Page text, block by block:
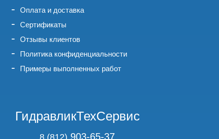
Оплата и доставка
Сертификаты
Отзывы клиентов
Политика конфиденциальности
Примеры выполненных работ
ГидравликТехСервис
8 (812) 903-65-37